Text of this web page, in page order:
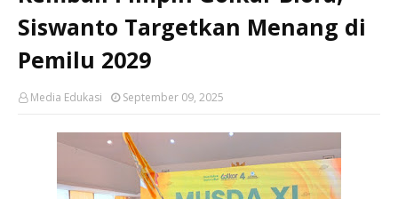
Siswanto Targetkan Menang di
Pemilu 2029
Media Edukasi September 09, 2025